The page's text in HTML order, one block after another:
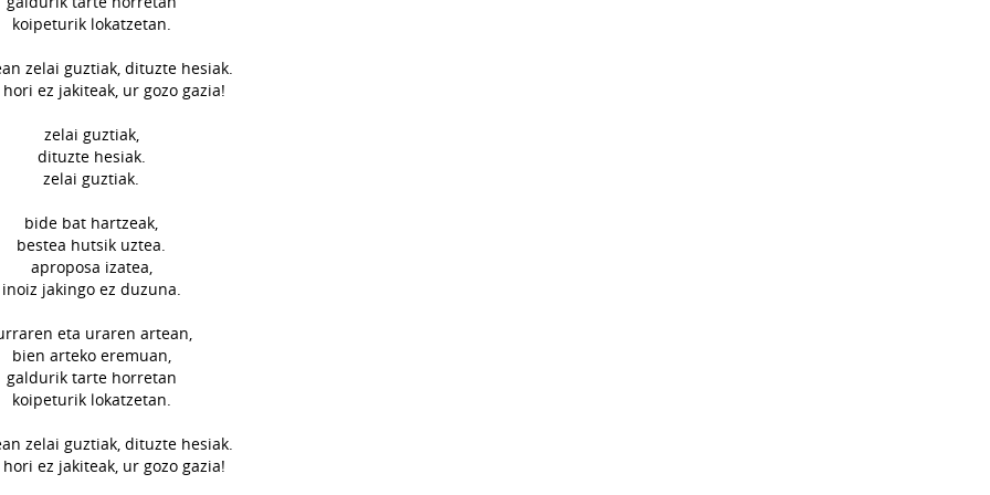
koipeturik lokatzetan.
zelai guztiak, dituzte hesiak.
ez jakiteak, ur gozo gazia!
zelai guztiak,
dituzte hesiak.
zelai guztiak.
bide bat hartzeak,
bestea hutsik uztea.
aproposa izatea,
inoiz jakingo ez duzuna.
eta uraren artean,
bien arteko eremuan,
galdurik tarte horretan
koipeturik lokatzetan.
zelai guztiak, dituzte hesiak.
ez jakiteak, ur gozo gazia!